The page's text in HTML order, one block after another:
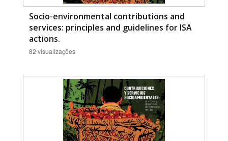
Socio-environmental contributions and
services: principles and guidelines for ISA
actions.
82 visualizações